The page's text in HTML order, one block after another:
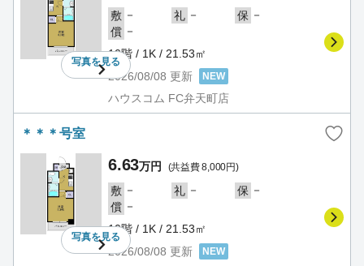
写真を見る
敷 － 礼 － 保 －
償 －
10階 / 1K / 21.53㎡
2026/08/08 更新 NEW
ハウスコム FC弁天町店
＊＊＊号室
写真を見る
6.63万円 (共益費 8,000円)
敷 － 礼 － 保 －
償 －
10階 / 1K / 21.53㎡
2026/08/08 更新 NEW